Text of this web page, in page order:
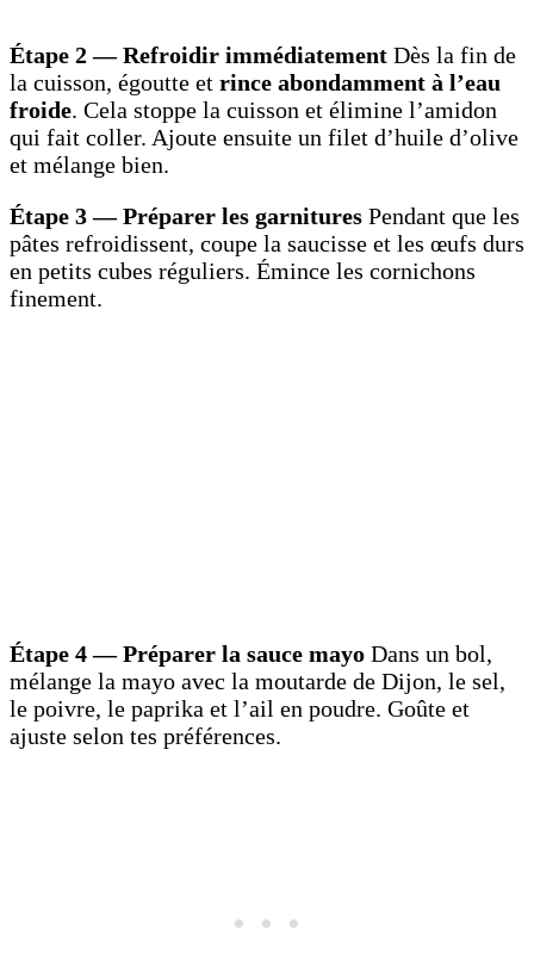
Étape 2 — Refroidir immédiatement Dès la fin de
la cuisson, égoutte et rince abondamment à l’eau
froide. Cela stoppe la cuisson et élimine l’amidon
qui fait coller. Ajoute ensuite un filet d’huile d’olive
et mélange bien.
Étape 3 — Préparer les garnitures Pendant que les
pâtes refroidissent, coupe la saucisse et les œufs durs
en petits cubes réguliers. Émince les cornichons
finement.
Étape 4 — Préparer la sauce mayo Dans un bol,
mélange la mayo avec la moutarde de Dijon, le sel,
le poivre, le paprika et l’ail en poudre. Goûte et
ajuste selon tes préférences.